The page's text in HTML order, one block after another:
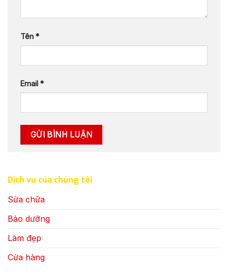
Tên *
Email *
Dịch vụ của chúng tôi
Sửa chữa
Bảo dưỡng
Làm đẹp
Cửa hàng